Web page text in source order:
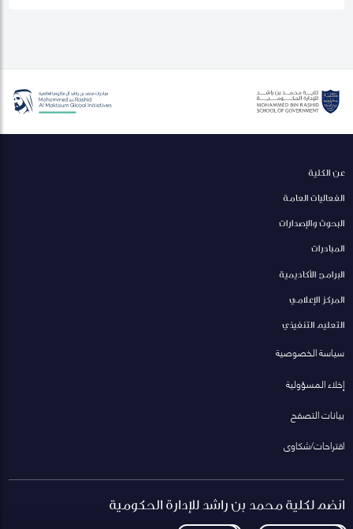
عن الكلية
الفعاليات العامة
البحوث والإصدارات
المبادرات
البرامج الأكاديمية
المركز الإعلامي
التعليم التنفيذي
سياسة الخصوصية
إخلاء المسؤولية
بيانات التصفح
اقتراحات/شكاوى
انضم لكلية محمد بن راشد للإدارة الحكومية